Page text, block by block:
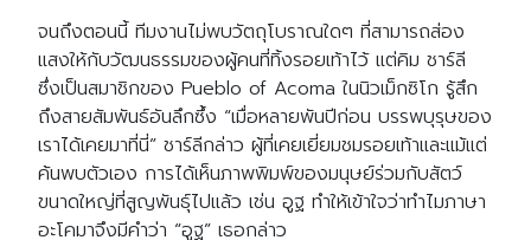
จนถึงตอนนี้ ทีมงานไม่พบวัตถุโบราณใดๆ ที่สามารถส่อง
แสงให้กับวัฒนธรรมของผู้คนที่ทิ้งรอยเท้าไว้ แต่คิม ชาร์ลี
ซึ่งเป็นสมาชิกของ Pueblo of Acoma ในนิวเม็กซิโก รู้สึก
ถึงสายสัมพันธ์อันลึกซึ้ง “เมื่อหลายพันปีก่อน บรรพบุรุษของ
เราได้เคยมาที่นี่” ชาร์ลีกล่าว ผู้ที่เคยเยี่ยมชมรอยเท้าและแม้แต่
ค้นพบตัวเอง การได้เห็นภาพพิมพ์ของมนุษย์ร่วมกับสัตว์
ขนาดใหญ่ที่สูญพันธุ์ไปแล้ว เช่น อูฐ ทำให้เข้าใจว่าทำไมภาษา
อะโคมาจึงมีคำว่า “อูฐ” เธอกล่าว